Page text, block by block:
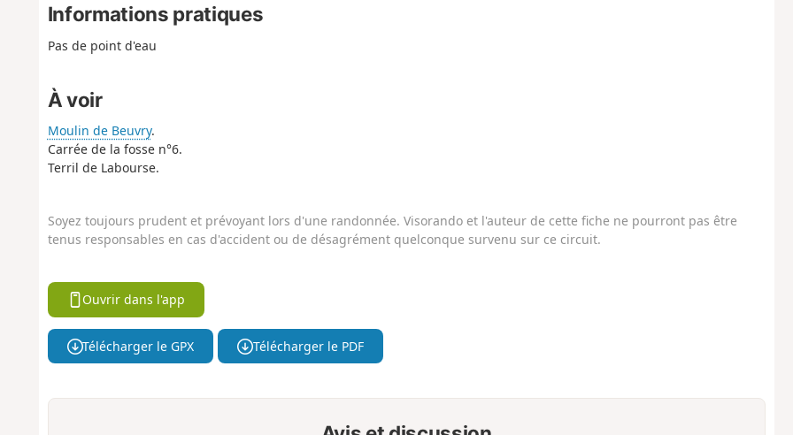
Informations pratiques
Pas de point d'eau
À voir
Moulin de Beuvry.
Carrée de la fosse n°6.
Terril de Labourse.
Soyez toujours prudent et prévoyant lors d'une randonnée. Visorando et l'auteur de cette fiche ne pourront pas être
tenus responsables en cas d'accident ou de désagrément quelconque survenu sur ce circuit.
Ouvrir dans l'app
Télécharger le GPX Télécharger le PDF